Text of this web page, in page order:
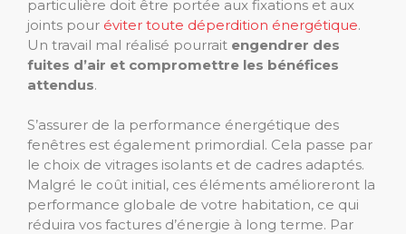
particulière doit être portée aux fixations et aux
joints pour éviter toute déperdition énergétique.
Un travail mal réalisé pourrait engendrer des
fuites d’air et compromettre les bénéfices
attendus.
S’assurer de la performance énergétique des
fenêtres est également primordial. Cela passe par
le choix de vitrages isolants et de cadres adaptés.
Malgré le coût initial, ces éléments amélioreront la
performance globale de votre habitation, ce qui
réduira vos factures d’énergie à long terme. Par